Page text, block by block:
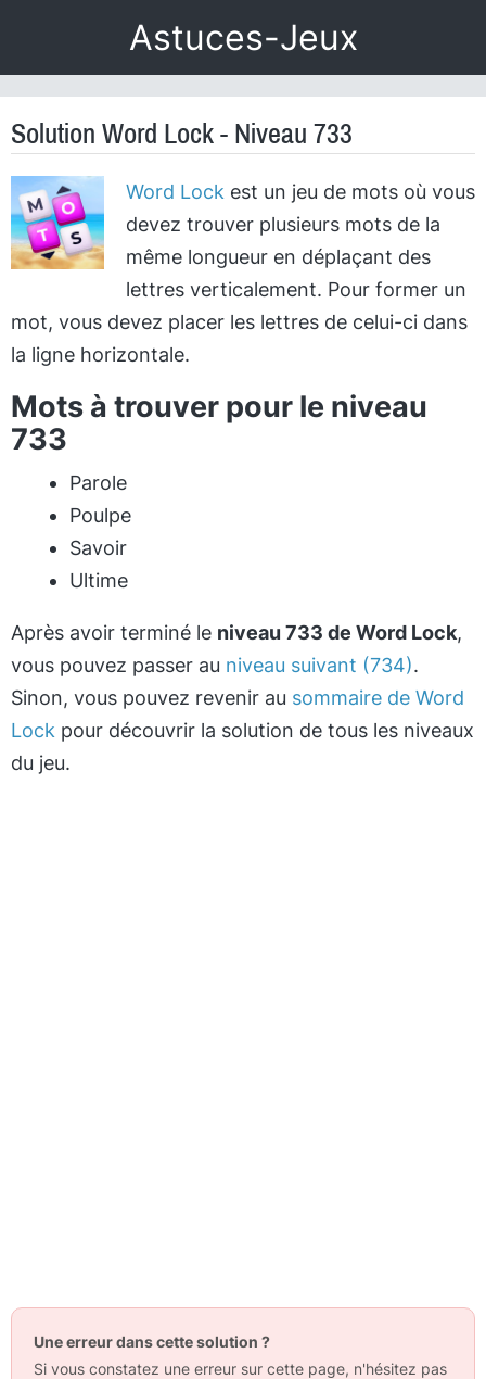
Astuces-Jeux
Solution Word Lock - Niveau 733
Word Lock est un jeu de mots où vous
devez trouver plusieurs mots de la
même longueur en déplaçant des
lettres verticalement. Pour former un
mot, vous devez placer les lettres de celui-ci dans
la ligne horizontale.
Mots à trouver pour le niveau
733
Parole
Poulpe
Savoir
Ultime
Après avoir terminé le niveau 733 de Word Lock,
vous pouvez passer au niveau suivant (734).
Sinon, vous pouvez revenir au sommaire de Word
Lock pour découvrir la solution de tous les niveaux
du jeu.
Une erreur dans cette solution ?
Si vous constatez une erreur sur cette page, n'hésitez pas